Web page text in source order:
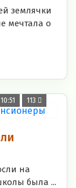
землячки
мечтала о
113
на
была ...